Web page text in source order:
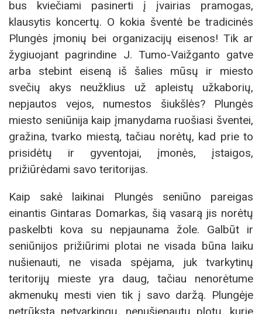
bus kviečiami pasinerti į įvairias pramogas,
klausytis koncertų. O kokia šventė be tradicinės
Plungės įmonių bei organizacijų eisenos! Tik ar
žygiuojant pagrindine J. Tumo-Vaižganto gatve
arba stebint eiseną iš šalies mūsų ir miesto
svečių akys neužklius už apleistų užkaborių,
nepjautos vejos, numestos šiukšlės? Plungės
miesto seniūnija kaip įmanydama ruošiasi šventei,
gražina, tvarko miestą, tačiau norėtų, kad prie to
prisidėtų ir gyventojai, įmonės, įstaigos,
prižiūrėdami savo teritorijas.
Kaip sakė laikinai Plungės seniūno pareigas
einantis Gintaras Domarkas, šią vasarą jis norėtų
paskelbti kova su nepjaunama žole. Galbūt ir
seniūnijos prižiūrimi plotai ne visada būna laiku
nušienauti, ne visada spėjama, juk tvarkytinų
teritorijų mieste yra daug, tačiau nenorėtume
akmenukų mesti vien tik į savo daržą. Plungėje